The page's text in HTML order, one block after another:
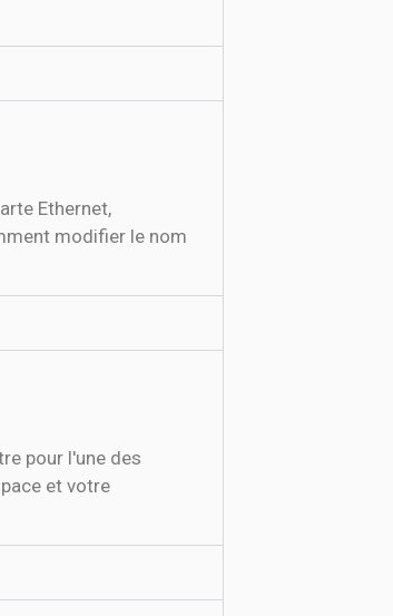
Ethernet,
modifier le nom
pour l'une des
et votre